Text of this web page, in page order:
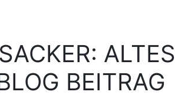
ALTES
BEITRAG